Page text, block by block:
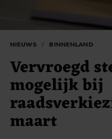
NIEUWS / BINNENLAND
Vervroegd
mogelijk bij
maart